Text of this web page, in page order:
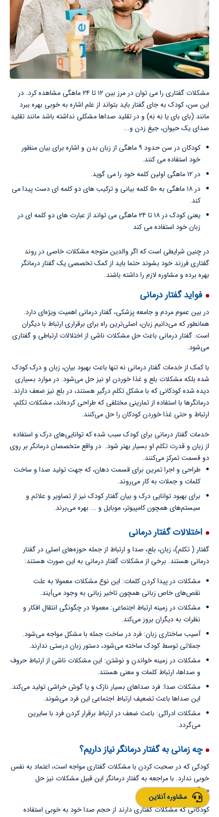
مشکلات گفتاری را می توان در مرز بین ۱۲ تا ۲۴ ماهگی مشاهده کرد. در
این سن، کودک به جای گفتار باید بتواند از علم اشاره به خوبی بهره ببرد
مانند (بای بای یا بَه بَه) و در تقلید صداها مشکلی نداشته باشد مانند تقلید
صدای یک حیوان، جیغ زدن و...
کودکان در سن حدود ۹ ماهگی از زبان بدن و اشاره برای بیان منظور
خود استفاده می کنند.
در ۱۲ ماهگی اولین کلمه خود را می گوید.
در ۱۸ ماهگی به ۵۰ کلمه بیانی و ترکیب های دو کلمه ای دست پیدا می
کند.
یعنی کودک در ۱۸ تا ۲۴ ماهگی می تواند از عبارت های دو کلمه ای در
زبان خود استفاده می کند
در چنین شرایطی است که اگر والدین متوجه مشکلات خاصی در روند
گفتاری فرزند خود بشوند حتما باید از کمک تخصصی یک گفتار درمانگر
بهره برده و مشاوره لازم را داشته باشند.
فواید گفتار درمانی
در بین عموم مردم و جامعه پزشکی، گفتار درمانی اهمیت ویژه‌ای دارد.
همانطور که می‌دانیم زبان، اصلی‌ترین راه برای برقراری ارتباط با دیگران
است. گفتار درمانی باعث حل مشکلات ناشی از اختلالات ارتباطی و گفتاری
می‌شود.
با کمک از خدمات گفتار درمانی نه تنها باعث بهبود بیان، زبان و درک کودک
شده بلکه مشکلات بلع و غذا خوردن او نیز حل می‌شود. در موارد بسیاری
دیده شده کودکانی که با مشکل تکلم درگیر هستند، در بلع نیز ضعف دارند.
درمانگرها با استفاده از تمارینی مختلفی که طراحی کرده‌اند، مشکلات تکلم،
ارتباط و حتی غذا خوردن کودکان را حل می‌کنند.
خدمات گفتار درمانی برای کودک سبب شده که توانایی‌های درک و استفاده
از زبان و قدرت تکلم او بسیار بهتر شود. در واقع متخصصان درمانگر بر روی
دو قسمت تمرکز می‌کنند.
طراحی و اجرا تمرین برای قسمت دهان، که جهت تولید صدا و ساخت
کلمات و جملات به کار می‌روند.
برای بهبود توانایی درک و بیان گفتار کودک نیز از تصاویر و علائم و
سیستم‌های همچون کامپیوتر، موبایل و ... بهره می‌برند.
اختلالات گفتار درمانی
گفتار ( تکلم)، زبان، بلع، صدا و ارتباط از جمله حوزه‌های اصلی در گفتار
درمانی هستند. برخی از مشکلات گفتار درمانی به این صورت هستند:
مشکلات در پیدا کردن کلمات: این نوع مشکلات معمولا به علت
نقص‌های خاص زبانی همچون تاخیر زبانی به وجود می‌آیند.
مشکلات در زمینه ارتباط اجتماعی: معمولا در چگونگی انتقال افکار و
نظرات به دیگران بروز می‌کند.
آسیب ساختاری زبان: فرد در ساخت جمله با مشکل مواجه می‌شود.
جملاتی توسط کودک ساخته می‌شود، دستور زبان درستی ندارند.
مشکلات در زمینه خواندن و نوشتن: این مشکلات ناشی از ارتباط حروف
و صداها، ارتباط کلمات و معنی هستند.
مشکلات صدا: فرد صداهای بسیار نازک و یا گوش خراشی تولید می‌کند.
این صداها باعث تضعیف ارتباط اجتماعی این فرد می‌شوند.
مشکلات ادراکی: باعث ضعف در ارتباط برقرار کردن فرد با سایرین
می‌گردد.
چه زمانی به گفتار درمانگر نیاز داریم؟
کودکی که در صحبت کردن با مشکلات گفتاری مواجه است، اعتماد به نفس
خوبی ندارد. با مراجعه به گفتار درمانگر این قبیل مشکلات نیز حل
می‌گردند.
کودکانی که مشکلات گفتاری دارند از حجم صدا خود به خوبی استفاده
مشاوره آنلاین